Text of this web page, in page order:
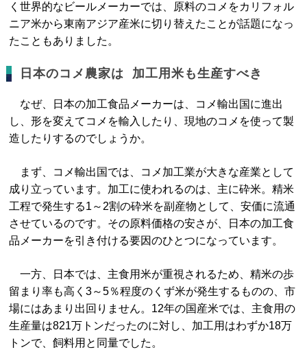
く世界的なビールメーカーでは、原料のコメをカリフォル
ニア米から東南アジア産米に切り替えたことが話題になっ
たこともありました。
日本のコメ農家は 加工用米も生産すべき
なぜ、日本の加工食品メーカーは、コメ輸出国に進出
し、形を変えてコメを輸入したり、現地のコメを使って製
造したりするのでしょうか。
まず、コメ輸出国では、コメ加工業が大きな産業として
成り立っています。加工に使われるのは、主に砕米。精米
工程で発生する1～2割の砕米を副産物として、安価に流通
させているのです。その原料価格の安さが、日本の加工食
品メーカーを引き付ける要因のひとつになっています。
一方、日本では、主食用米が重視されるため、精米の歩
留まり率も高く3～5％程度のくず米が発生するものの、市
場にはあまり出回りません。12年の国産米では、主食用の
生産量は821万トンだったのに対し、加工用はわずか18万
トンで、飼料用と同量でした。